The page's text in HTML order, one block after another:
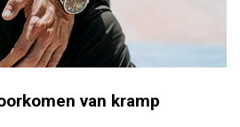
van kramp